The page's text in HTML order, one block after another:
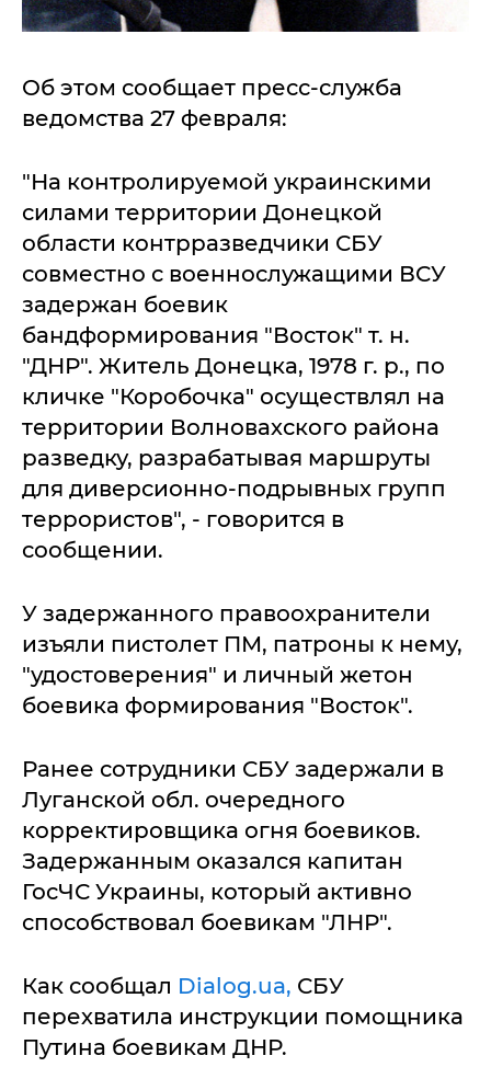
Об этом сообщает пресс-служба
ведомства 27 февраля:
"На контролируемой украинскими
силами территории Донецкой
области контрразведчики СБУ
совместно с военнослужащими ВСУ
задержан боевик
бандформирования "Восток" т. н.
"ДНР". Житель Донецка, 1978 г. р., по
кличке "Коробочка" осуществлял на
территории Волновахского района
разведку, разрабатывая маршруты
для диверсионно-подрывных групп
террористов", - говорится в
сообщении.
У задержанного правоохранители
изъяли пистолет ПМ, патроны к нему,
"удостоверения" и личный жетон
боевика формирования "Восток".
Ранее сотрудники СБУ задержали в
Луганской обл. очередного
корректировщика огня боевиков.
Задержанным оказался капитан
ГосЧС Украины, который активно
способствовал боевикам "ЛНР".
Как сообщал Dialog.ua, СБУ
перехватила инструкции помощника
Путина боевикам ДНР.